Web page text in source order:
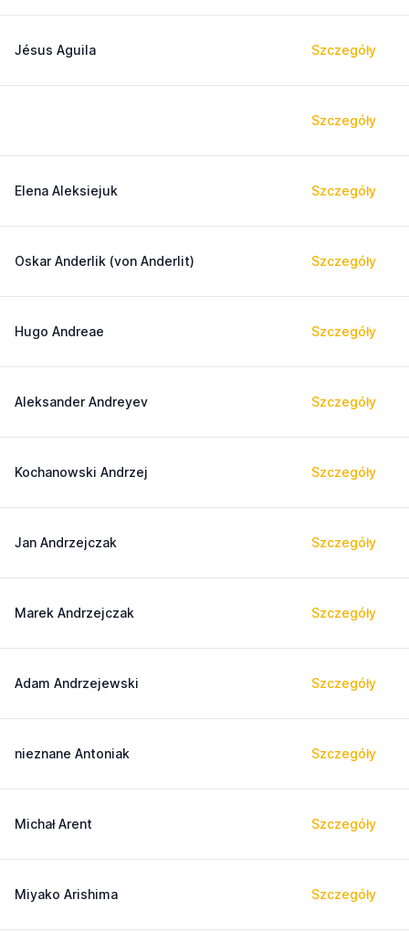
Jésus Aguila Szczegóły
Szczegóły
Elena Aleksiejuk Szczegóły
Oskar Anderlik (von Anderlit) Szczegóły
Hugo Andreae Szczegóły
Aleksander Andreyev Szczegóły
Kochanowski Andrzej Szczegóły
Jan Andrzejczak Szczegóły
Marek Andrzejczak Szczegóły
Adam Andrzejewski Szczegóły
nieznane Antoniak Szczegóły
Michał Arent Szczegóły
Miyako Arishima Szczegóły